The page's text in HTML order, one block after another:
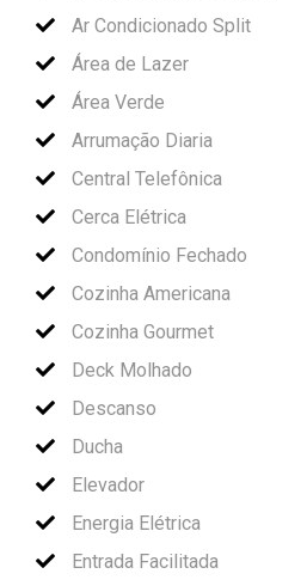
Ar Condicionado Split
Área de Lazer
Área Verde
Arrumação Diaria
Central Telefônica
Cerca Elétrica
Condomínio Fechado
Cozinha Americana
Cozinha Gourmet
Deck Molhado
Descanso
Ducha
Elevador
Energia Elétrica
Entrada Facilitada